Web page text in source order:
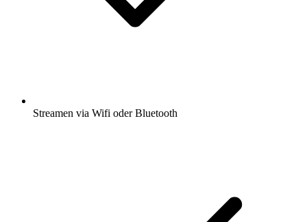
Streamen via Wifi oder Bluetooth